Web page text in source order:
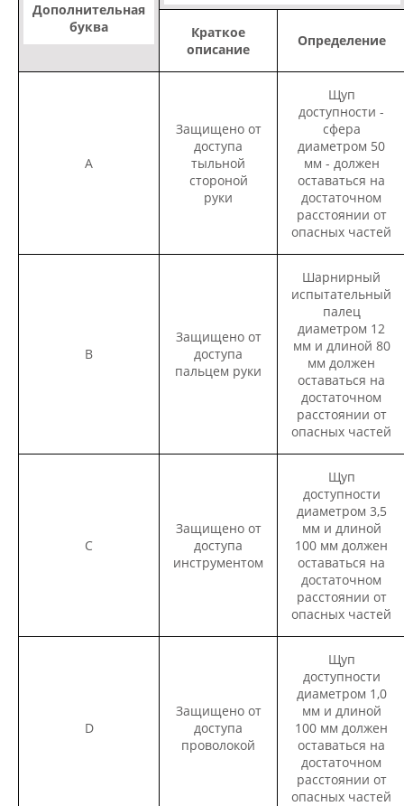
Дополнительная
буква
Краткое
описание
Определение
A
Защищено от
доступа
тыльной
стороной
руки
Щуп
доступности -
сфера
диаметром 50
мм - должен
оставаться на
достаточном
расстоянии от
опасных частей
B
Защищено от
доступа
пальцем руки
Шарнирный
испытательный
палец
диаметром 12
мм и длиной 80
мм должен
оставаться на
достаточном
расстоянии от
опасных частей
C
Защищено от
доступа
инструментом
Щуп
доступности
диаметром 3,5
мм и длиной
100 мм должен
оставаться на
достаточном
расстоянии от
опасных частей
D
Защищено от
доступа
проволокой
Щуп
доступности
диаметром 1,0
мм и длиной
100 мм должен
оставаться на
достаточном
расстоянии от
опасных частей